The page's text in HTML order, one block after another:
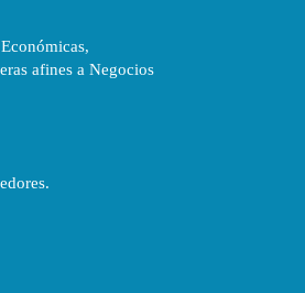
afines a Negocios